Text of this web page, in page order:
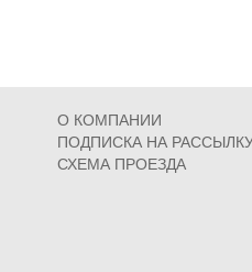
О КОМПАНИИ
ПОДПИСКА НА
СХЕМА ПРОЕЗДА